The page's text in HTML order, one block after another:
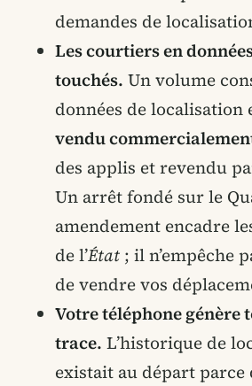
demandes de
Les courtiers en
touchés. Un volume
données de localisation
vendu
des applis et revendu
Un arrêt fondé sur le
amendement encadre
de l’État ; il n’empêche
de vendre vos
Votre téléphone génère
trace. L’historique de
existait au départ parce